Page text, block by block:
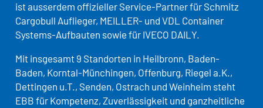
ist ausserdem offizieller Service-Partner für Schmitz
Cargobull Auflieger, MEILLER- und VDL Container
Systems-Aufbauten sowie für IVECO DAILY.
Mit insgesamt 9 Standorten in Heilbronn, Baden-
Baden, Korntal-Münchingen, Offenburg, Riegel a.K.,
Dettingen u.T., Senden, Ostrach und Weinheim steht
EBB für Kompetenz, Zuverlässigkeit und ganzheitliche